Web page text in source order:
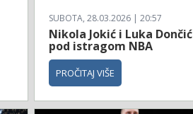
SUBOTA, 28.03.2026 | 20:57
Nikola Jokić i Luka Dončić
pod istragom NBA
PROČITAJ VIŠE